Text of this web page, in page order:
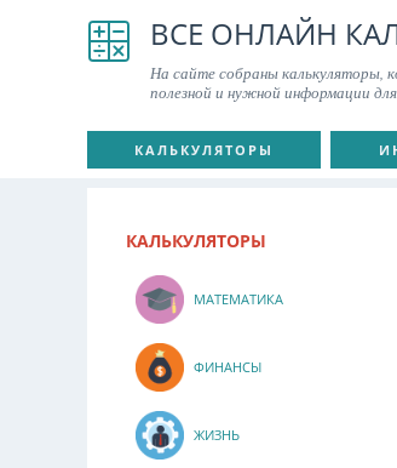
ВСЕ ОНЛАЙН
На сайте собраны калькуляторы,
полезной и нужной информации
КАЛЬКУЛЯТОРЫ
КАЛЬКУЛЯТОРЫ
МАТЕМАТИКА
ФИНАНСЫ
ЖИЗНЬ